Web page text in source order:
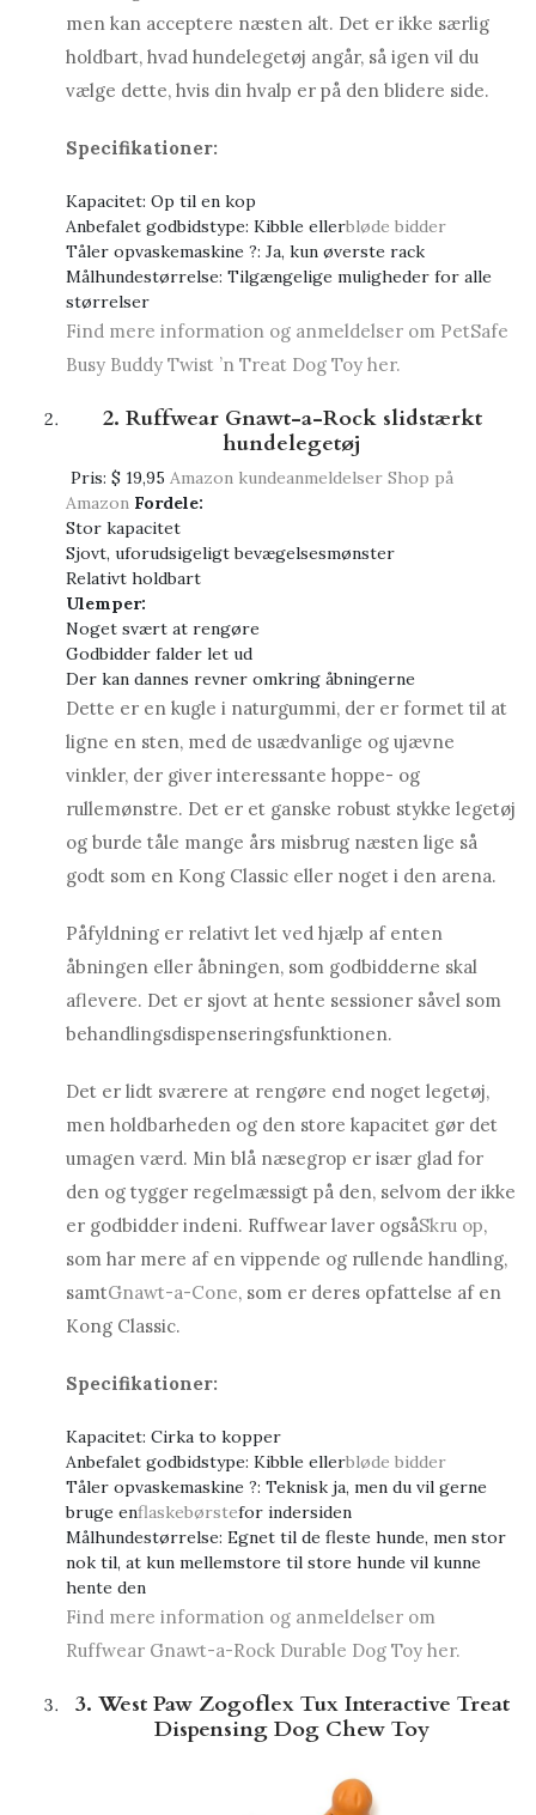
men kan acceptere næsten alt. Det er ikke særlig
holdbart, hvad hundelegetøj angår, så igen vil du
vælge dette, hvis din hvalp er på den blidere side.
Specifikationer:
Kapacitet: Op til en kop
Anbefalet godbidstype: Kibble ellerbløde bidder
Tåler opvaskemaskine ?: Ja, kun øverste rack
Målhundestørrelse: Tilgængelige muligheder for alle
størrelser
Find mere information og anmeldelser om PetSafe
Busy Buddy Twist ’n Treat Dog Toy her.
2. Ruffwear Gnawt-a-Rock slidstærkt
hundelegetøj
Pris: $ 19,95 Amazon kundeanmeldelser Shop på
Amazon Fordele:
Stor kapacitet
Sjovt, uforudsigeligt bevægelsesmønster
Relativt holdbart
Ulemper:
Noget svært at rengøre
Godbidder falder let ud
Der kan dannes revner omkring åbningerne
Dette er en kugle i naturgummi, der er formet til at
ligne en sten, med de usædvanlige og ujævne
vinkler, der giver interessante hoppe- og
rullemønstre. Det er et ganske robust stykke legetøj
og burde tåle mange års misbrug næsten lige så
godt som en Kong Classic eller noget i den arena.
Påfyldning er relativt let ved hjælp af enten
åbningen eller åbningen, som godbidderne skal
aflevere. Det er sjovt at hente sessioner såvel som
behandlingsdispenseringsfunktionen.
Det er lidt sværere at rengøre end noget legetøj,
men holdbarheden og den store kapacitet gør det
umagen værd. Min blå næsegrop er især glad for
den og tygger regelmæssigt på den, selvom der ikke
er godbidder indeni. Ruffwear laver ogsåSkru op,
som har mere af en vippende og rullende handling,
samtGnawt-a-Cone, som er deres opfattelse af en
Kong Classic.
Specifikationer:
Kapacitet: Cirka to kopper
Anbefalet godbidstype: Kibble ellerbløde bidder
Tåler opvaskemaskine ?: Teknisk ja, men du vil gerne
bruge enflaskebørstefor indersiden
Målhundestørrelse: Egnet til de fleste hunde, men stor
nok til, at kun mellemstore til store hunde vil kunne
hente den
Find mere information og anmeldelser om
Ruffwear Gnawt-a-Rock Durable Dog Toy her.
3. West Paw Zogoflex Tux Interactive Treat
Dispensing Dog Chew Toy